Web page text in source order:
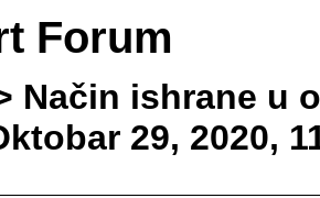
Forum
Način ishrane u
29, 2020,